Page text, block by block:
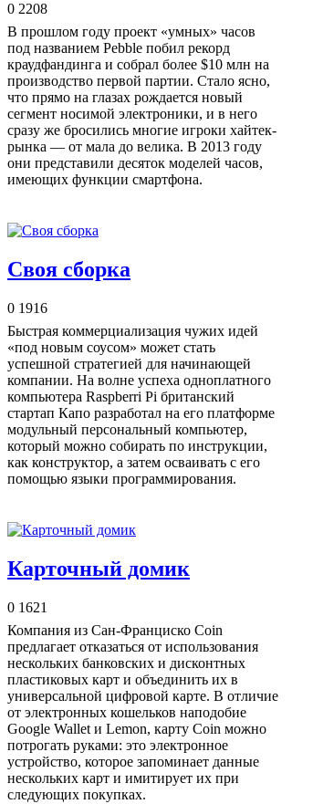
0 2208
В прошлом году проект «умных» часов
под названием Pebble побил рекорд
краудфандинга и собрал более $10 млн на
производство первой партии. Cтало ясно,
что прямо на глазах рождается новый
сегмент носимой электроники, и в него
сразу же бросились многие игроки хайтек-
рынка — от мала до велика. В 2013 году
они представили десяток моделей часов,
имеющих функции смартфона.
Своя сборка
0 1916
Быстрая коммерциализация чужих идей
«под новым соусом» может стать
успешной стратегией для начинающей
компании. На волне успеха одноплатного
компьютера Raspberri Pi британский
стартап Капо разработал на его платформе
модульный персональный компьютер,
который можно собирать по инструкции,
как конструктор, а затем осваивать с его
помощью языки программирования.
Карточный домик
0 1621
Компания из Сан-Франциско Coin
предлагает отказаться от использования
нескольких банковских и дисконтных
пластиковых карт и объединить их в
универсальной цифровой карте. В отличие
от электронных кошельков наподобие
Google Wallet и Lemon, карту Coin можно
потрогать руками: это электронное
устройство, которое запоминает данные
нескольких карт и имитирует их при
следующих покупках.